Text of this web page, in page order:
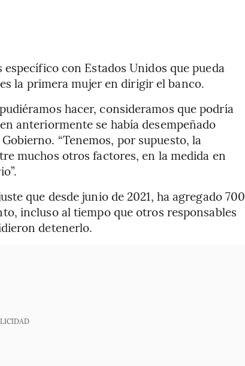
con Estados Unidos que pueda
la primera mujer en dirigir el banco.
hacer, consideramos que podría
anteriormente se había desempeñado
“Tenemos, por supuesto, la
muchos otros factores, en la medida en
que desde junio de 2021, ha agregado 700
incluso al tiempo que otros responsables
detenerlo.